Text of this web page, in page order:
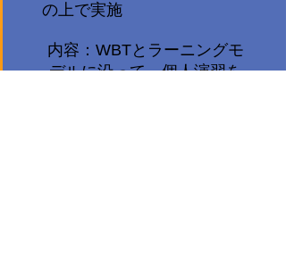
の上で実施
内容：WBTとラーニングモ
デルに沿って、個人演習を